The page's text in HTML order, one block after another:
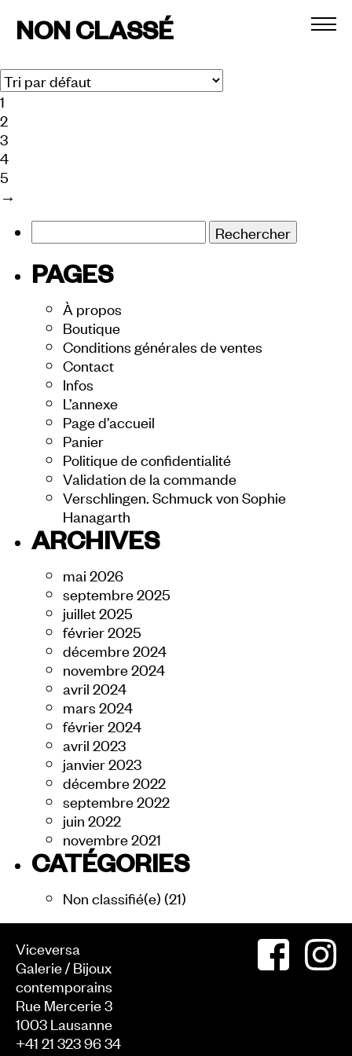
NON CLASSÉ
Affichage de 1–16 sur 71 résultats
1
2
3
4
5
→
PAGES
À propos
Boutique
Conditions générales de ventes
Contact
Infos
L’annexe
Page d’accueil
Panier
Politique de confidentialité
Validation de la commande
Verschlingen. Schmuck von Sophie
Hanagarth
ARCHIVES
mai 2026
septembre 2025
juillet 2025
février 2025
décembre 2024
novembre 2024
avril 2024
mars 2024
février 2024
avril 2023
janvier 2023
décembre 2022
septembre 2022
juin 2022
novembre 2021
CATÉGORIES
Non classifié(e) (21)
Viceversa
Galerie / Bijoux
contemporains
Rue Mercerie 3
1003 Lausanne
+41 21 323 96 34